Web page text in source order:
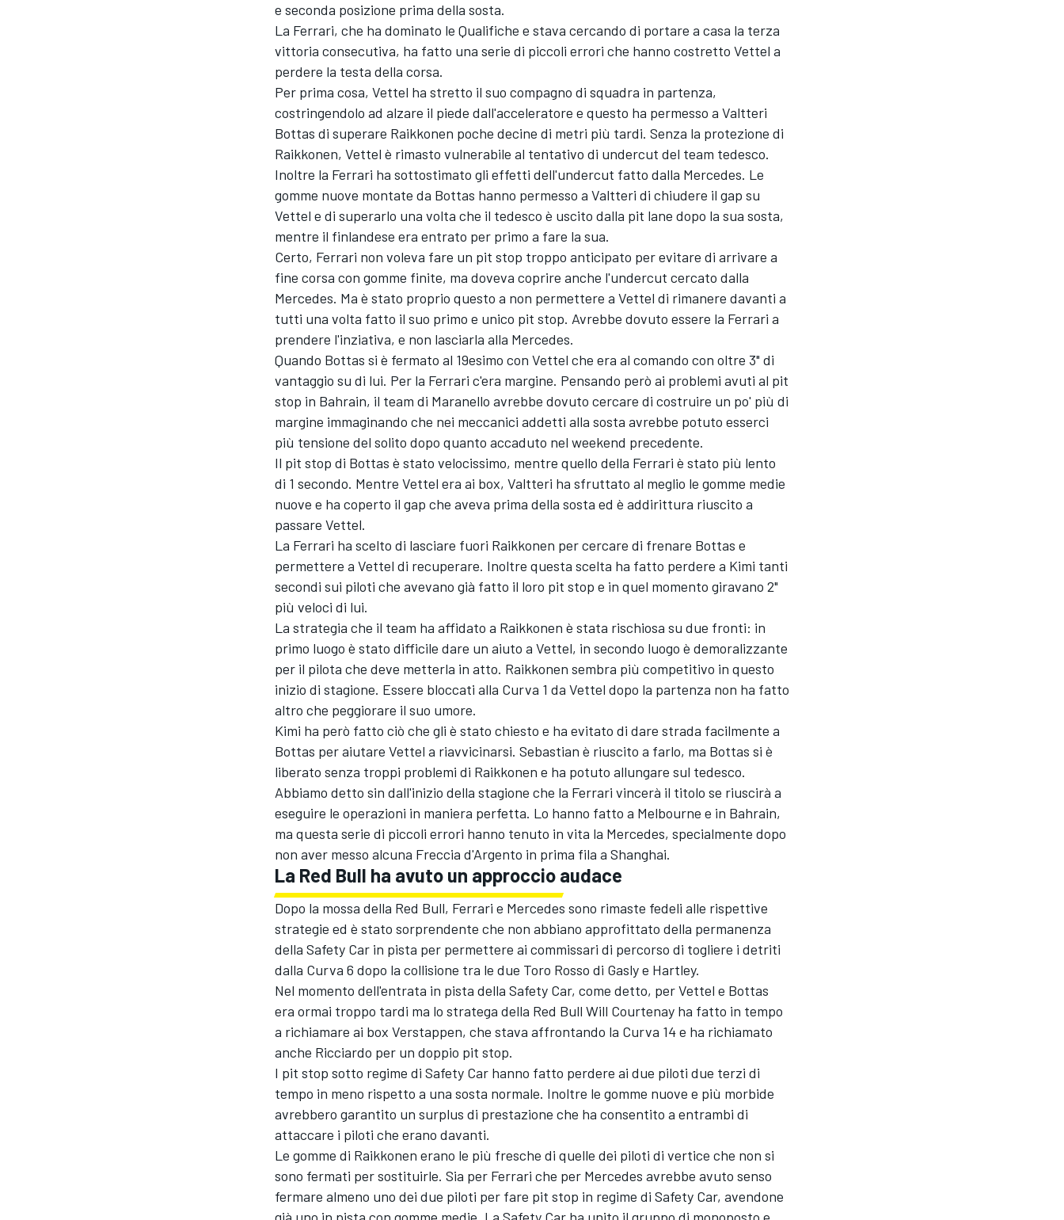
e seconda posizione prima della sosta.
La Ferrari, che ha dominato le Qualifiche e stava cercando di portare a casa la terza
vittoria consecutiva, ha fatto una serie di piccoli errori che hanno costretto Vettel a
perdere la testa della corsa.
Per prima cosa, Vettel ha stretto il suo compagno di squadra in partenza,
costringendolo ad alzare il piede dall'acceleratore e questo ha permesso a Valtteri
Bottas di superare Raikkonen poche decine di metri più tardi. Senza la protezione di
Raikkonen, Vettel è rimasto vulnerabile al tentativo di undercut del team tedesco.
Inoltre la Ferrari ha sottostimato gli effetti dell'undercut fatto dalla Mercedes. Le
gomme nuove montate da Bottas hanno permesso a Valtteri di chiudere il gap su
Vettel e di superarlo una volta che il tedesco è uscito dalla pit lane dopo la sua sosta,
mentre il finlandese era entrato per primo a fare la sua.
Certo, Ferrari non voleva fare un pit stop troppo anticipato per evitare di arrivare a
fine corsa con gomme finite, ma doveva coprire anche l'undercut cercato dalla
Mercedes. Ma è stato proprio questo a non permettere a Vettel di rimanere davanti a
tutti una volta fatto il suo primo e unico pit stop. Avrebbe dovuto essere la Ferrari a
prendere l'inziativa, e non lasciarla alla Mercedes.
Quando Bottas si è fermato al 19esimo con Vettel che era al comando con oltre 3" di
vantaggio su di lui. Per la Ferrari c'era margine. Pensando però ai problemi avuti al pit
stop in Bahrain, il team di Maranello avrebbe dovuto cercare di costruire un po' più di
margine immaginando che nei meccanici addetti alla sosta avrebbe potuto esserci
più tensione del solito dopo quanto accaduto nel weekend precedente.
Il pit stop di Bottas è stato velocissimo, mentre quello della Ferrari è stato più lento
di 1 secondo. Mentre Vettel era ai box, Valtteri ha sfruttato al meglio le gomme medie
nuove e ha coperto il gap che aveva prima della sosta ed è addirittura riuscito a
passare Vettel.
La Ferrari ha scelto di lasciare fuori Raikkonen per cercare di frenare Bottas e
permettere a Vettel di recuperare. Inoltre questa scelta ha fatto perdere a Kimi tanti
secondi sui piloti che avevano già fatto il loro pit stop e in quel momento giravano 2"
più veloci di lui.
La strategia che il team ha affidato a Raikkonen è stata rischiosa su due fronti: in
primo luogo è stato difficile dare un aiuto a Vettel, in secondo luogo è demoralizzante
per il pilota che deve metterla in atto. Raikkonen sembra più competitivo in questo
inizio di stagione. Essere bloccati alla Curva 1 da Vettel dopo la partenza non ha fatto
altro che peggiorare il suo umore.
Kimi ha però fatto ciò che gli è stato chiesto e ha evitato di dare strada facilmente a
Bottas per aiutare Vettel a riavvicinarsi. Sebastian è riuscito a farlo, ma Bottas si è
liberato senza troppi problemi di Raikkonen e ha potuto allungare sul tedesco.
Abbiamo detto sin dall'inizio della stagione che la Ferrari vincerà il titolo se riuscirà a
eseguire le operazioni in maniera perfetta. Lo hanno fatto a Melbourne e in Bahrain,
ma questa serie di piccoli errori hanno tenuto in vita la Mercedes, specialmente dopo
non aver messo alcuna Freccia d'Argento in prima fila a Shanghai.
La Red Bull ha avuto un approccio audace
Dopo la mossa della Red Bull, Ferrari e Mercedes sono rimaste fedeli alle rispettive
strategie ed è stato sorprendente che non abbiano approfittato della permanenza
della Safety Car in pista per permettere ai commissari di percorso di togliere i detriti
dalla Curva 6 dopo la collisione tra le due Toro Rosso di Gasly e Hartley.
Nel momento dell'entrata in pista della Safety Car, come detto, per Vettel e Bottas
era ormai troppo tardi ma lo stratega della Red Bull Will Courtenay ha fatto in tempo
a richiamare ai box Verstappen, che stava affrontando la Curva 14 e ha richiamato
anche Ricciardo per un doppio pit stop.
I pit stop sotto regime di Safety Car hanno fatto perdere ai due piloti due terzi di
tempo in meno rispetto a una sosta normale. Inoltre le gomme nuove e più morbide
avrebbero garantito un surplus di prestazione che ha consentito a entrambi di
attaccare i piloti che erano davanti.
Le gomme di Raikkonen erano le più fresche di quelle dei piloti di vertice che non si
sono fermati per sostituirle. Sia per Ferrari che per Mercedes avrebbe avuto senso
fermare almeno uno dei due piloti per fare pit stop in regime di Safety Car, avendone